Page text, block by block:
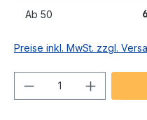
Ab 50
Preise inkl. MwSt. zzgl.
Produkt Anzahl: